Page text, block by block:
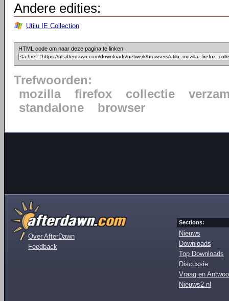
Andere edities:
Utilu IE Collection
HTML code om naar deze pagina te linken:
Trefwoorden:
mozilla
firefox collectie
standalone
browser
Over AfterDawn
Feedback
Sections:
Nieuws
Downloads
Top Downloads
Discussie
Vraag en
Nieuws2.nl